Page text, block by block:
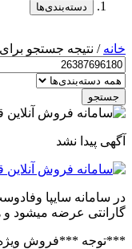
دسته‌بندی‌ها
خانه / نتیجه جستجو برای
جستجو
آگهی پیدا نشد
در سامانه سایپا
گارانتی عرضه میشود و